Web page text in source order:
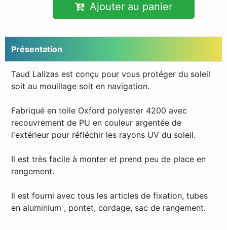
Ajouter au panier
Présentation
Taud Lalizas est conçu pour vous protéger du soleil
soit au mouillage soit en navigation.
Fabriqué en toile Oxford polyester 4200 avec
recouvrement de PU en couleur argentée de
l'extérieur pour réfléchir les rayons UV du soleil.
Il est très facile à monter et prend peu de place en
rangement.
Il est fourni avec tous les articles de fixation, tubes
en aluminium , pontet, cordage, sac de rangement.